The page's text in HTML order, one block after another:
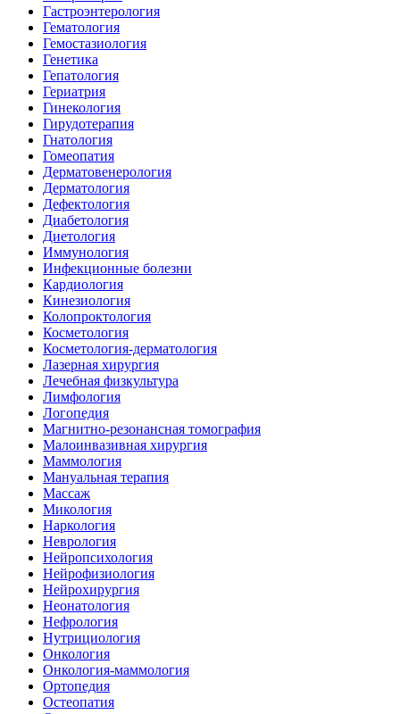
Гастроэнтерология
Гематология
Гемостазиология
Генетика
Гепатология
Гериатрия
Гинекология
Гирудотерапия
Гнатология
Гомеопатия
Дерматовенерология
Дерматология
Дефектология
Диабетология
Диетология
Иммунология
Инфекционные болезни
Кардиология
Кинезиология
Колопроктология
Косметология
Косметология-дерматология
Лазерная хирургия
Лечебная физкультура
Лимфология
Логопедия
Магнитно-резонансная томография
Малоинвазивная хирургия
Маммология
Мануальная терапия
Массаж
Микология
Наркология
Неврология
Нейропсихология
Нейрофизиология
Нейрохирургия
Неонатология
Нефрология
Нутрициология
Онкология
Онкология-маммология
Ортопедия
Остеопатия